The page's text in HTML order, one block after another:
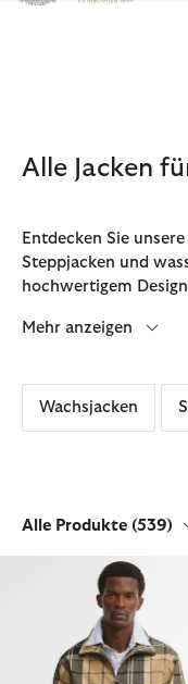
Klicken Sie hier, um
Alle Jacken
Entdecken Sie
Steppjacken und
hochwertigem Design
Mehr anzeigen
Wachsjacken
Alle Produkte (539)
Barbour Jacke Tartan